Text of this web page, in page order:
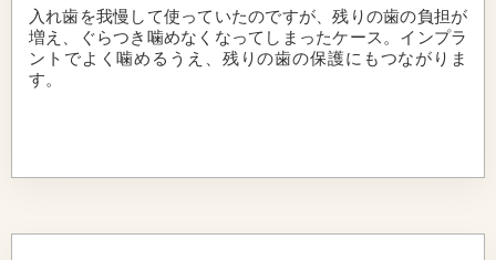
入れ歯を我慢して使っていたのですが、残りの歯の負担が
増え、ぐらつき噛めなくなってしまったケース。インプラ
ントでよく噛めるうえ、残りの歯の保護にもつながりま
す。